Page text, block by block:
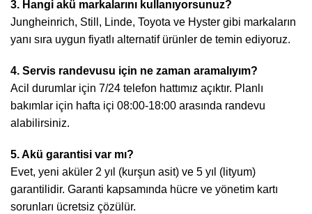
3. Hangi akü markalarını kullanıyorsunuz?
Jungheinrich, Still, Linde, Toyota ve Hyster gibi markaların
yanı sıra uygun fiyatlı alternatif ürünler de temin ediyoruz.
4. Servis randevusu için ne zaman aramalıyım?
Acil durumlar için 7/24 telefon hattımız açıktır. Planlı
bakımlar için hafta içi 08:00-18:00 arasında randevu
alabilirsiniz.
5. Akü garantisi var mı?
Evet, yeni aküler 2 yıl (kurşun asit) ve 5 yıl (lityum)
garantilidir. Garanti kapsamında hücre ve yönetim kartı
sorunları ücretsiz çözülür.